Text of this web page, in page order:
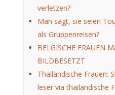
verletzen?
Man sagt, sie seien
als Gruppenreisen?
BELGISCHE FRAUEN
BILDBESETZT
Thailändische Frauen:
leser via thailändische